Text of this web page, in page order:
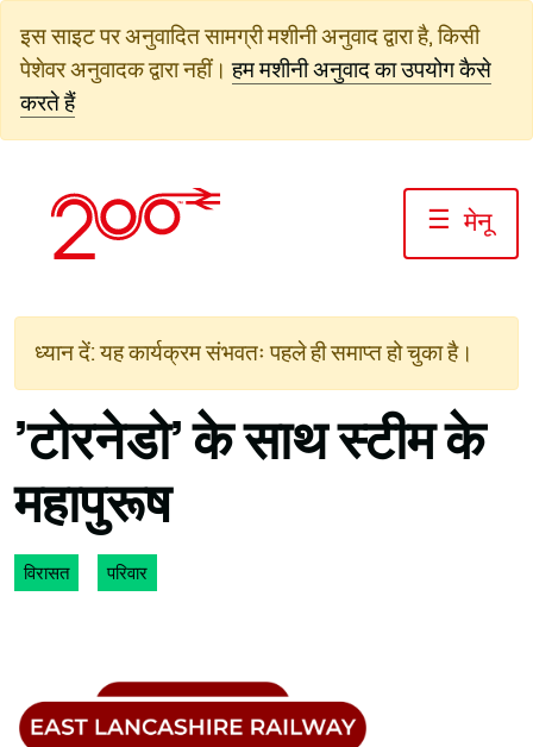
जाएं
इस साइट पर अनुवादित सामग्री मशीनी अनुवाद द्वारा है, किसी
पेशेवर अनुवादक द्वारा नहीं। हम मशीनी अनुवाद का उपयोग कैसे
करते हैं
☰ मेनू
ध्यान दें: यह कार्यक्रम संभवतः पहले ही समाप्त हो चुका है।
'टोरनेडो' के साथ स्टीम के
महापुरूष
विरासत परिवार